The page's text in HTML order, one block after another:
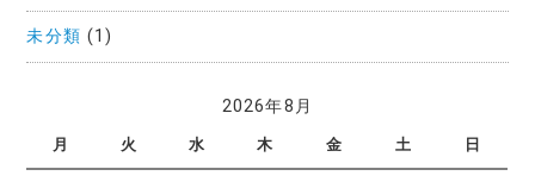
未分類 (1)
2026年8月
月 火 水 木 金 土 日